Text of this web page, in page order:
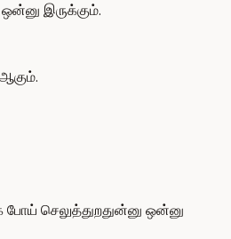
இருக்கும்.
போய் செலுத்துறதுன்னு ஒன்னு